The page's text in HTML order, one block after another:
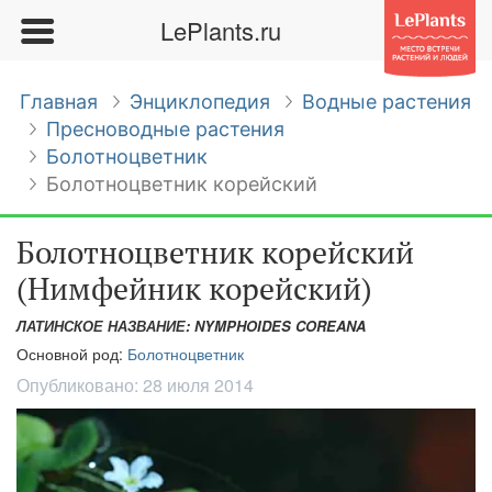
LePlants.ru
Главная Энциклопедия
Водные растения
Пресноводные растения
Болотноцветник
Болотноцветник корейский
Болотноцветник корейский
(Нимфейник корейский)
ЛАТИНСКОЕ НАЗВАНИЕ: NYMPHOIDES COREANA
Основной род: Болотноцветник
Опубликовано: 28 июля 2014